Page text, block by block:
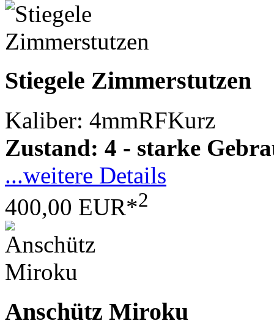
Stiegele Zimmerstutzen
Kaliber: 4mmRFKurz
Zustand: 4 - starke
...weitere Details
400,00 EUR*2
Anschütz Miroku